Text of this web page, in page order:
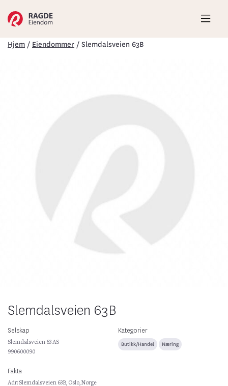
Hjem / Eiendommer / Slemdalsveien 63B
Slemdalsveien 63B
Selskap
Slemdalsveien 63 AS
990600090
Kategorier
Butikk/Handel Næring
Fakta
Adr: Slemdalsveien 63B, Oslo, Norge